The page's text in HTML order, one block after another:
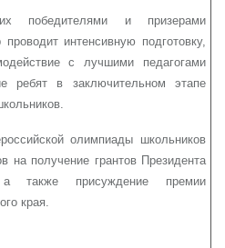
победителями и призерами
интенсивную подготовку,
с лучшими педагогами
ребят в заключительном этапе
олимпиады школьников
на получение грантов Президента
а также присуждение премии
края.